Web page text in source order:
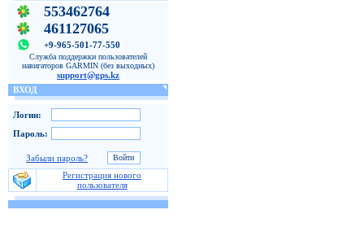
553462764
461127065
+9-965-501-77-550
Служба поддержки пользователей
навигаторов GARMIN (без выходных)
support@gps.kz
ВХОД
Логин:
Пароль:
Забыли пароль?
Регистрация нового
пользователя